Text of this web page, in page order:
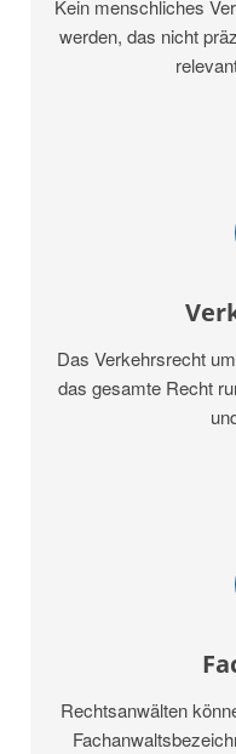
Kein menschliches
werden, das nicht
Das Verkehrsrecht
das gesamte Recht
Rechtsanwälten